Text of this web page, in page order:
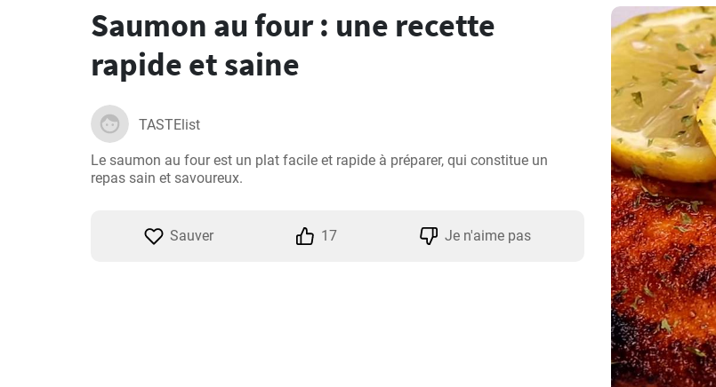
Saumon au four : une recette
rapide et saine
TASTElist
Le saumon au four est un plat facile et rapide à préparer, qui constitue un
repas sain et savoureux.
Sauver 17 Je n'aime pas